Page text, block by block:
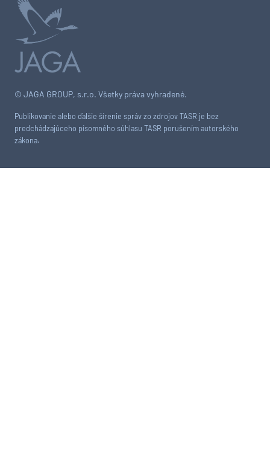
© JAGA GROUP, s.r.o. Všetky práva vyhradené.
Publikovanie alebo ďalšie šírenie správ zo zdrojov TASR je bez
predchádzajúceho písomného súhlasu TASR porušením autorského
zákona.